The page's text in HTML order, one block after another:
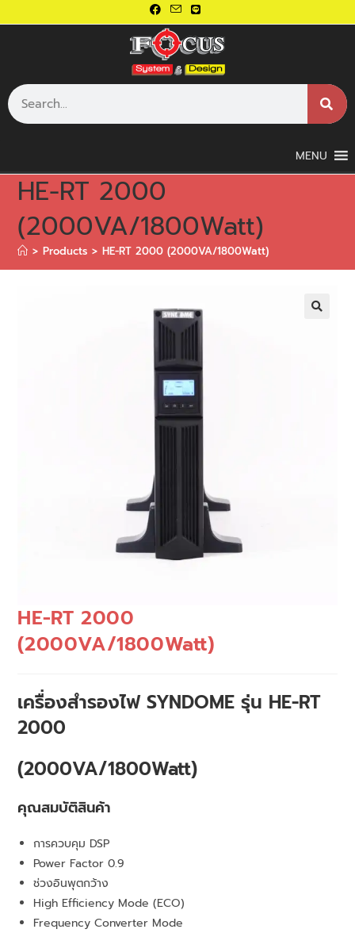
MENU
HE-RT 2000
(2000VA/1800Watt)
> Products > HE-RT 2000 (2000VA/1800Watt)
HE-RT 2000
(2000VA/1800Watt)
เครื่องสำรองไฟ SYNDOME รุ่น HE-RT
2000
(2000VA/1800Watt)
คุณสมบัติสินค้า
การควบคุม DSP
Power Factor 0.9
ช่วงอินพุตกว้าง
High Efficiency Mode (ECO)
Frequency Converter Mode